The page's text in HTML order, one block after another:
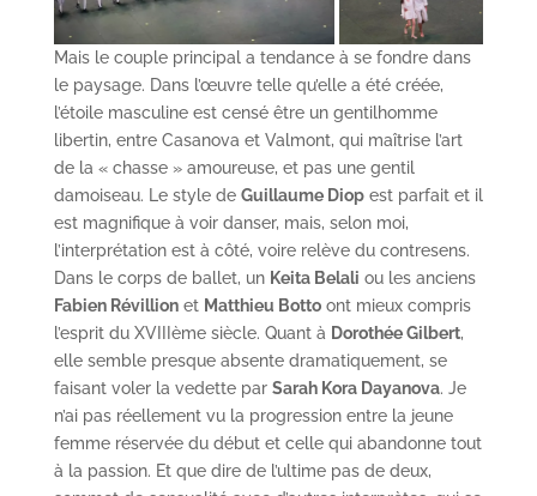
Mais le couple principal a tendance à se fondre dans
le paysage. Dans l’œuvre telle qu’elle a été créée,
l’étoile masculine est censé être un gentilhomme
libertin, entre Casanova et Valmont, qui maîtrise l’art
de la « chasse » amoureuse, et pas une gentil
damoiseau. Le style de Guillaume Diopest parfait et il
est magnifique à voir danser, mais, selon moi,
l’interprétation est à côté, voire relève du contresens.
Dans le corps de ballet, un Keita Belali ou les anciens
Fabien Révillionet Matthieu Bottoont mieux compris
l’esprit du XVIIIème siècle. Quant à Dorothée Gilbert,
elle semble presque absente dramatiquement, se
faisant voler la vedette par Sarah Kora Dayanova. Je
n’ai pas réellement vu la progression entre la jeune
femme réservée du début et celle qui abandonne tout
à la passion. Et que dire de l’ultime pas de deux,